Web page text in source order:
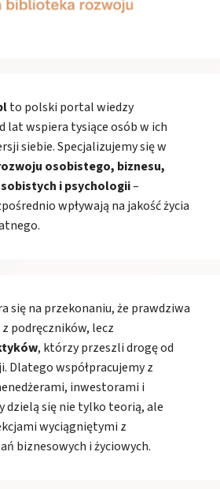
to polski portal wiedzy
lat wspiera tysiące osób w ich
siebie. Specjalizujemy się w
osobistego, biznesu,
i psychologii–
wpływają na jakość życia
się na przekonaniu, że prawdziwa
podręczników, lecz
, którzy przeszli drogę od
Dlatego współpracujemy z
inwestorami i
się nie tylko teorią, ale
wyciągniętymi z
biznesowych i życiowych.